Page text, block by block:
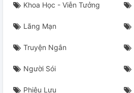
Khoa Học - Viễn Tưởng
Lãng Mạn
Truyện Ngắn
Người Sói
Phiêu Lưu